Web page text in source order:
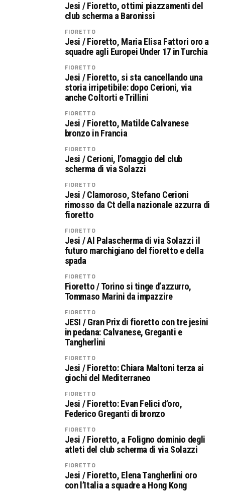
Jesi / Fioretto, ottimi piazzamenti del
club scherma a Baronissi
FIORETTO
Jesi / Fioretto, Maria Elisa Fattori oro a
squadre agli Europei Under 17 in Turchia
FIORETTO
Jesi / Fioretto, si sta cancellando una
storia irripetibile: dopo Cerioni, via
anche Coltorti e Trillini
FIORETTO
Jesi / Fioretto, Matilde Calvanese
bronzo in Francia
FIORETTO
Jesi / Cerioni, l’omaggio del club
scherma di via Solazzi
FIORETTO
Jesi / Clamoroso, Stefano Cerioni
rimosso da Ct della nazionale azzurra di
fioretto
FIORETTO
Jesi / Al Palascherma di via Solazzi il
futuro marchigiano del fioretto e della
spada
FIORETTO
Fioretto / Torino si tinge d’azzurro,
Tommaso Marini da impazzire
FIORETTO
JESI / Gran Prix di fioretto con tre jesini
in pedana: Calvanese, Greganti e
Tangherlini
FIORETTO
Jesi / Fioretto: Chiara Maltoni terza ai
giochi del Mediterraneo
FIORETTO
Jesi / Fioretto: Evan Felici d’oro,
Federico Greganti di bronzo
FIORETTO
Jesi / Fioretto, a Foligno dominio degli
atleti del club scherma di via Solazzi
FIORETTO
Jesi / Fioretto, Elena Tangherlini oro
con l’Italia a squadre a Hong Kong